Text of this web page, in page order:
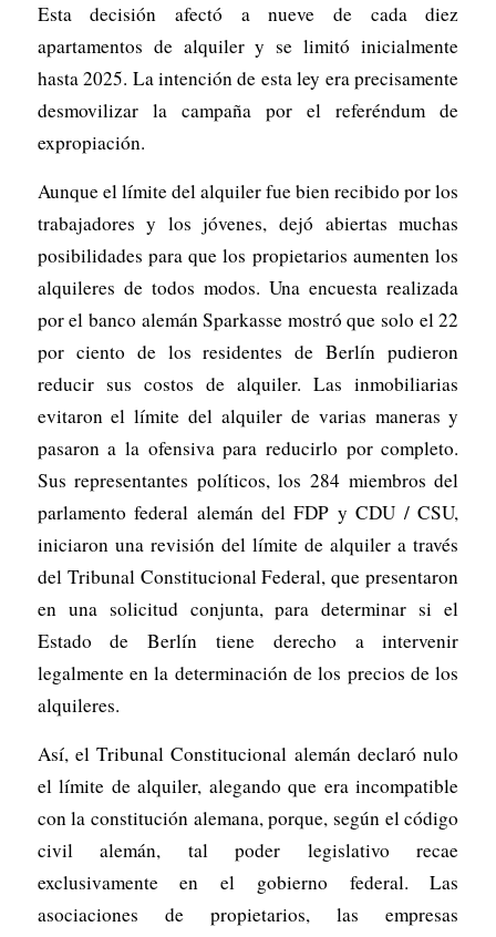
Esta decisión afectó a nueve de cada diez
apartamentos de alquiler y se limitó inicialmente
hasta 2025. La intención de esta ley era precisamente
desmovilizar la campaña por el referéndum de
expropiación.
Aunque el límite del alquiler fue bien recibido por los
trabajadores y los jóvenes, dejó abiertas muchas
posibilidades para que los propietarios aumenten los
alquileres de todos modos. Una encuesta realizada
por el banco alemán Sparkasse mostró que solo el 22
por ciento de los residentes de Berlín pudieron
reducir sus costos de alquiler. Las inmobiliarias
evitaron el límite del alquiler de varias maneras y
pasaron a la ofensiva para reducirlo por completo.
Sus representantes políticos, los 284 miembros del
parlamento federal alemán del FDP y CDU / CSU,
iniciaron una revisión del límite de alquiler a través
del Tribunal Constitucional Federal, que presentaron
en una solicitud conjunta, para determinar si el
Estado de Berlín tiene derecho a intervenir
legalmente en la determinación de los precios de los
alquileres.
Así, el Tribunal Constitucional alemán declaró nulo
el límite de alquiler, alegando que era incompatible
con la constitución alemana, porque, según el código
civil alemán, tal poder legislativo recae
exclusivamente en el gobierno federal. Las
asociaciones de propietarios, las empresas